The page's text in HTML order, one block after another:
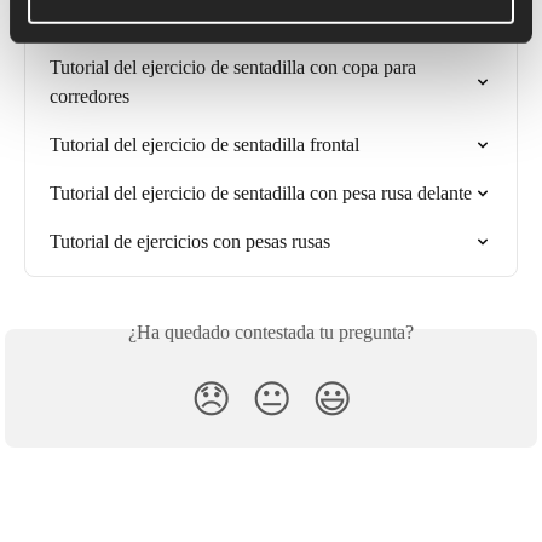
Tutorial de ejercicios de sentadillas con peso corporal
Tutorial del ejercicio de sentadilla con copa para
corredores
Tutorial del ejercicio de sentadilla frontal
Tutorial del ejercicio de sentadilla con pesa rusa delante
Tutorial de ejercicios con pesas rusas
¿Ha quedado contestada tu pregunta?
😞 😐 😃